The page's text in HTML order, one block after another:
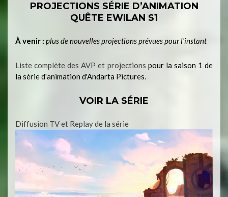
PROJECTIONS SÉRIE D’ANIMATION
QUÊTE EWILAN S1
À venir : plus de nouvelles projections prévues pour l'instant
Liste complète des AVP et projections pour la saison 1 de
la série d'animation d'Andarta Pictures.
VOIR LA SÉRIE
Diffusion TV et Replay de la série